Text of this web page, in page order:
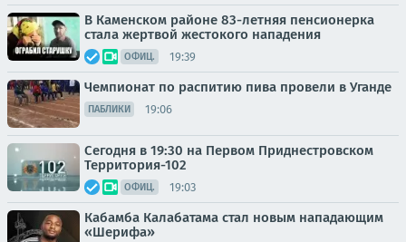
В Каменском районе 83-летняя пенсионерка
стала жертвой жестокого нападения
ОФИЦ. 19:39
Чемпионат по распитию пива провели в Уганде
ПАБЛИКИ 19:06
Сегодня в 19:30 на Первом Приднестровском
Территория-102
ОФИЦ. 19:03
Кабамба Калабатама стал новым нападающим
«Шерифа»